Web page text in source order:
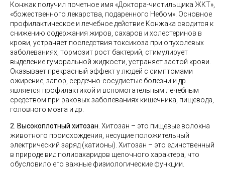
Конжак получил почетное имя «Доктора-чистильщика ЖКТ»,
«божественного лекарства, подаренного Небом». Основное
профилактическое и лечебное действие Конжака сводится к
снижению содержания жиров, сахаров и холестеринов в
крови, устраняет последствия токсикоза при опухолевых
заболеваниях, тормозит рост бактерий, стимулирует
выделение гуморальной жидкости, устраняет застой крови.
Оказывает прекрасный эффект у людей с симптомами
ожирение, запор, сердечно-сосудистые болезни и др.
является профилактикой и вспомогательным лечебным
средством при раковых заболеваниях кишечника, пищевода,
головного мозга и др.
2. Высокоплотный хитозан . Хитозан – это пищевые волокна
животного происхождения, несущие положительный
электрический заряд (катионы). Хитозан – это единственный
в природе вид полисахаридов щелочного характера, что
обусловило его важные физиологические функции.